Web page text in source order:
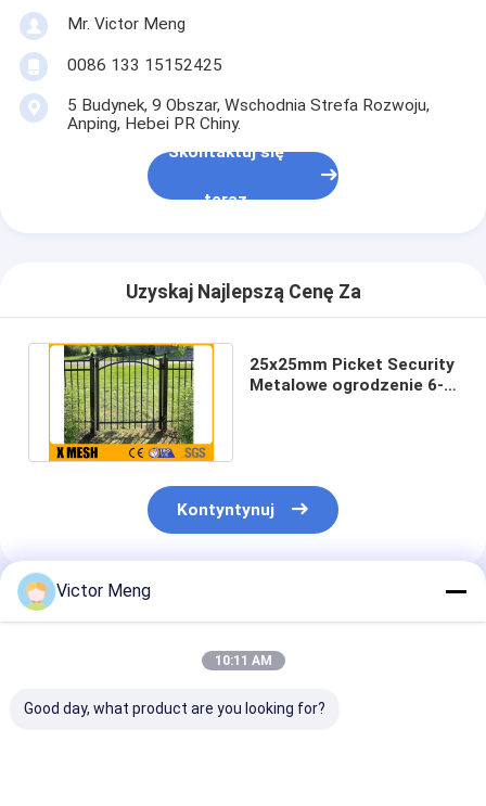
Mr. Victor Meng
0086 133 15152425
5 Budynek, 9 Obszar, Wschodnia Strefa Rozwoju,
Anping, Hebei PR Chiny.
Skontaktuj się
teraz
Uzyskaj Najlepszą Cenę Za
25x25mm Picket Security
Metalowe ogrodzenie 6-
Kontyntynuj
Polecane Produkty
Victor Meng
10:11 AM
Good day, what product are you looking for?